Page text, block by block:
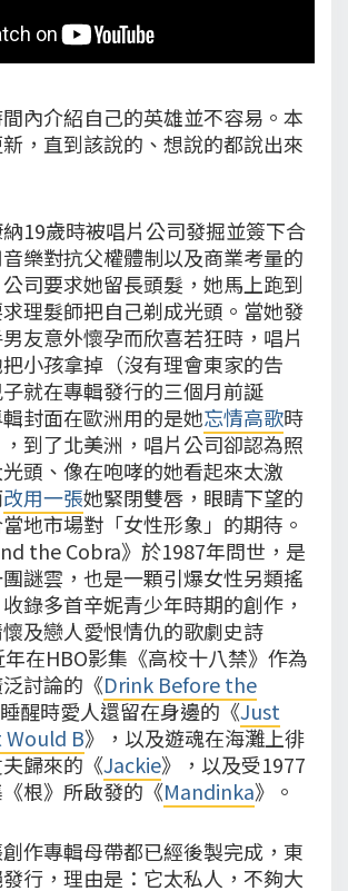
內介紹自己的英雄並不容易。本
，直到該說的、想說的都說出來
19歲時被唱片公司發掘並簽下合
樂對抗父權體制以及商業考量的
司要求她留長頭髮，她馬上跑到
理髮師把自己剃成光頭。當她發
友意外懷孕而欣喜若狂時，唱片
小孩拿掉（沒有理會東家的告
就在專輯發行的三個月前誕
封面在歐洲用的是她忘情高歌時
到了北美洲，唱片公司卻認為照
頭、像在咆哮的她看起來太激
改用一張她緊閉雙唇，眼睛下望的
地市場對「女性形象」的期待。
the Cobra》於1987年問世，是
謎雲，也是一顆引爆女性另類搖
錄多首辛妮青少年時期的創作，
及戀人愛恨情仇的歌劇史詩
在HBO影集《高校十八禁》作為
討論的《Drink Before the
醒時愛人還留在身邊的《Just
Would B》，以及遊魂在海灘上徘
歸來的《Jackie》，以及受1977
根》所啟發的《Mandinka》。
作專輯母帶都已經後製完成，東
行，理由是：它太私人，不夠大